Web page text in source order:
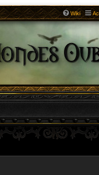
Wiki